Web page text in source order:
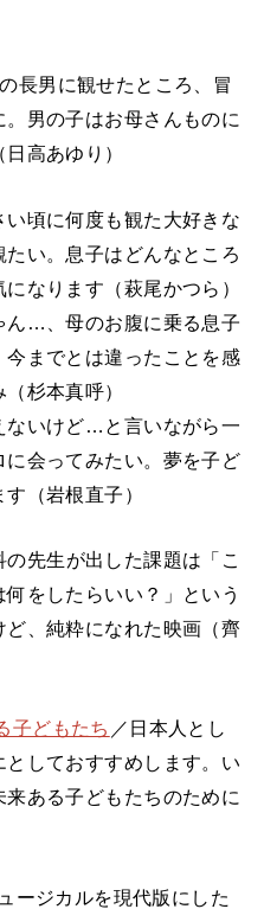
長男に観せたところ、冒
男の子はお母さんものに
高あゆり）
い頃に何度も観た大好きな
い。息子はどんなところ
なります（萩尾かつら）
ん…、母のお腹に乗る息子
までとは違ったことを感
杉本真呼）
ないけど…と言いながら一
会ってみたい。夢を子ど
（岩根直子）
の先生が出した課題は「こ
をしたらいい？」という
、純粋になれた映画（齊
子どもたち ／日本人とし
しておすすめします。い
ある子どもたちのために
ージカルを現代版にした